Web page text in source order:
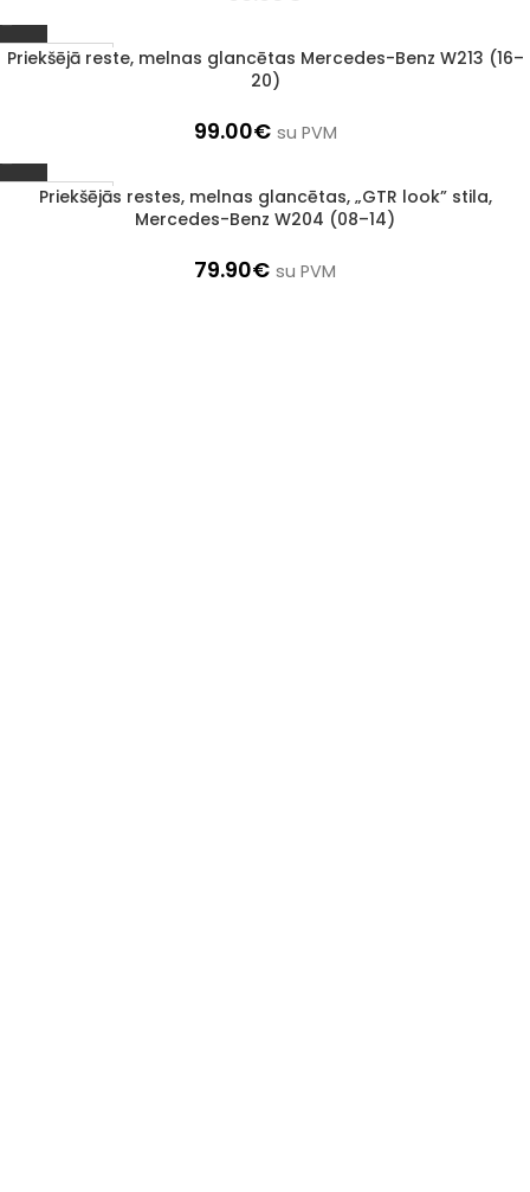
1–3 d. d.
Priekšējā reste, melnas glancētas Mercedes-Benz W213 (16–
20)
99.00€ su PVM
1–3 d. d.
Priekšējās restes, melnas glancētas, „GTR look” stila,
Mercedes-Benz W204 (08–14)
79.90€ su PVM